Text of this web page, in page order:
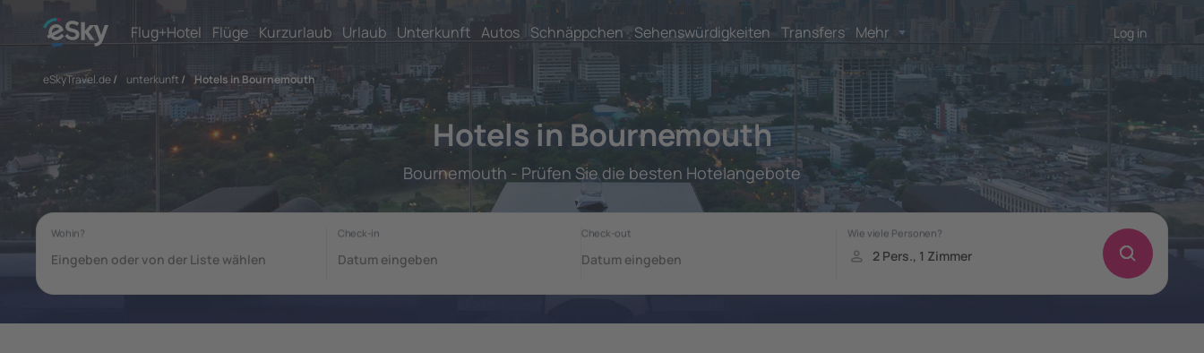
Flug+Hotel Flüge Kurzurlaub Urlaub Unterkunft Autos Schnäppchen Sehenswürdigkeiten Transfers Mehr Log in
eSkyTravel.de/ unterkunft / Hotels in Bournemouth
Hotels in Bournemouth
Bournemouth - Prüfen Sie die besten Hotelangebote